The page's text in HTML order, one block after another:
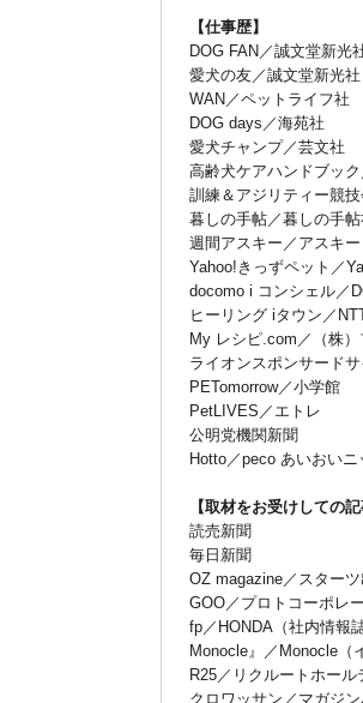
【仕事歴】
DOG FAN／誠文堂新光
愛犬の友／誠文堂新光社
WAN／ペットライフ社
DOG days／海苑社
愛犬チャンプ／芸文社
高齢犬ケアハンドブッ
訓練＆アジリティー競
暮しの手帖／暮しの手帖
週間アスキー／アス
Yahoo!きっずペット／
docomo i コンシェル／
ヒーリング iタウン／
My レシピ.com／（株
ライオンスポンサード
PETomorrow／小学館
PetLIVES／エトレ
公明党機関新聞
Hotto／
【取材をお受けしての
読売新聞
毎日新聞
OZ magazine／スターツ
GOO／プロトコーポレ
fp／HONDA（社内情報誌
Monocle』／Monocle（
R25／リクルートホー
クロワッサン／マガジ